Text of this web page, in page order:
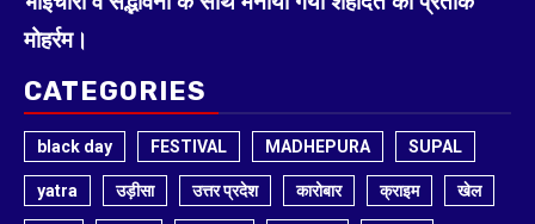
मोहर्रम।
CATEGORIES
black day FESTIVAL MADHEPURA SUPAL
yatra उड़ीसा उत्तर प्रदेश कारोबार क्राइम खेल